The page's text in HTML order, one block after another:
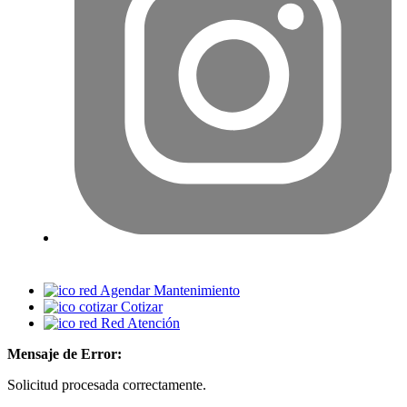
Agendar Mantenimiento
Cotizar
Red Atención
Mensaje de Error:
Solicitud procesada correctamente.